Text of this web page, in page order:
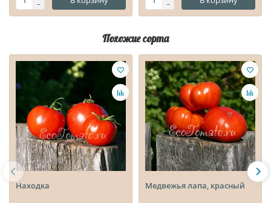
Похожие сорта
Находка Медвежья лапа, красный